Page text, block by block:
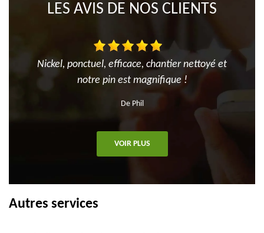
LES AVIS DE NOS CLIENTS
Nickel, ponctuel, efficace, chantier nettoyé et
notre pin est magnifique !
De Phil
VOIR PLUS
Autres services